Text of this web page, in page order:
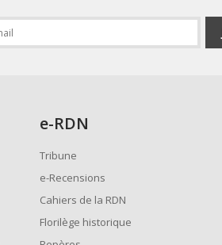
e-RDN
Tribune
e-Recensions
Cahiers de la RDN
Florilège historique